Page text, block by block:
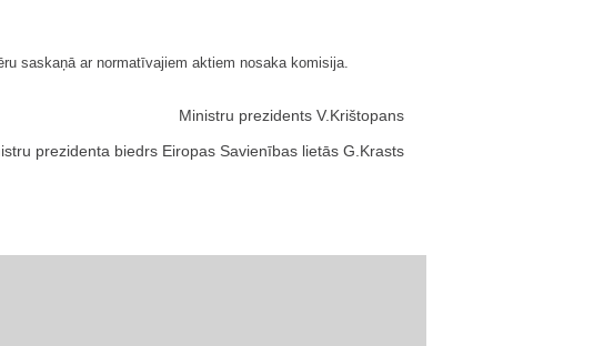
saskaņā ar normatīvajiem aktiem nosaka komisija.
Ministru prezidents V.Krištopans
prezidenta biedrs Eiropas Savienības lietās G.Krasts